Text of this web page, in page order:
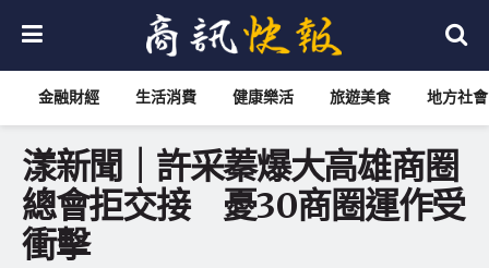
金融財經 生活消費 健康樂活 旅遊美食 地方社會
漾新聞｜許采蓁爆大高雄商圈
總會拒交接 憂30商圈運作受
衝擊